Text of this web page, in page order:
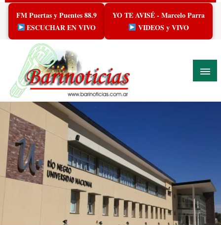
Skip
content
FM Puertas y Puentes 88.9
ESCUCHAR EN VIVO
YO TE AVISÉ - Marcelo Parra
VIDEOS y VIVO